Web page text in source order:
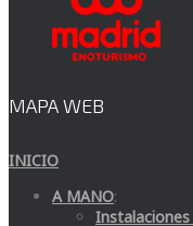
MAPA WEB
INICIO
A MANO: